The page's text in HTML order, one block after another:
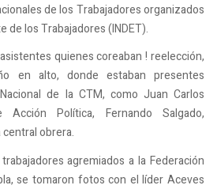
de los Trabajadores organizados
de los Trabajadores (INDET).
quienes coreaban ! reelección,
en alto, donde estaban presentes
de la CTM, como Juan Carlos
Acción Política, Fernando Salgado,
obrera.
agremiados a la Federación
se tomaron fotos con el líder Aceves